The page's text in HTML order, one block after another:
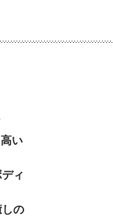
い
ィ
の